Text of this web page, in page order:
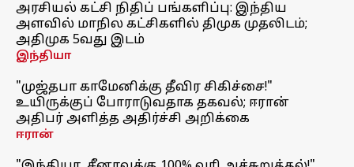
அரசியல் கட்சி நிதிப் பங்களிப்பு: இந்திய
அளவில் மாநில கட்சிகளில் திமுக முதலிடம்;
அதிமுக 5வது இடம்
இந்தியா
"முஜ்தபா காமேனிக்கு தீவிர சிகிச்சை!"
உயிருக்குப் போராடுவதாக தகவல்; ஈரான்
அதிபர் அளித்த அதிர்ச்சி அறிக்கை
ஈரான்